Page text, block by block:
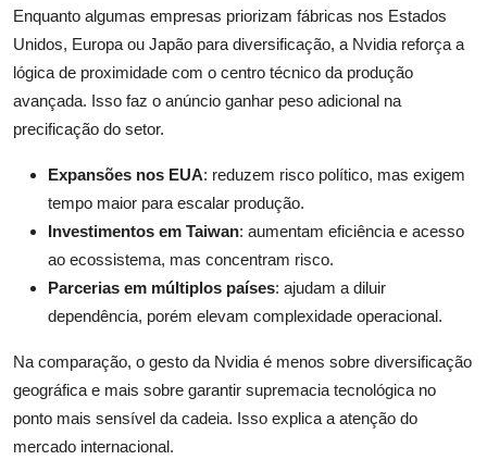
Enquanto algumas empresas priorizam fábricas nos Estados
Unidos, Europa ou Japão para diversificação, a Nvidia reforça a
lógica de proximidade com o centro técnico da produção
avançada. Isso faz o anúncio ganhar peso adicional na
precificação do setor.
Expansões nos EUA: reduzem risco político, mas exigem
tempo maior para escalar produção.
Investimentos em Taiwan: aumentam eficiência e acesso
ao ecossistema, mas concentram risco.
Parcerias em múltiplos países: ajudam a diluir
dependência, porém elevam complexidade operacional.
Na comparação, o gesto da Nvidia é menos sobre diversificação
geográfica e mais sobre garantir supremacia tecnológica no
ponto mais sensível da cadeia. Isso explica a atenção do
mercado internacional.